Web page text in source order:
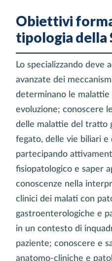
Obiettivi
tipologia della
Lo specializzando deve
avanzate dei
determinano le malattie
evoluzione; conoscere
delle malattie del tratto
fegato, delle vie biliari e
partecipando
fisiopatologico e saper
conoscenze nella
clinici dei malati con
gastroenterologiche e
in un contesto di
paziente; conoscere e
anatomo-cliniche e